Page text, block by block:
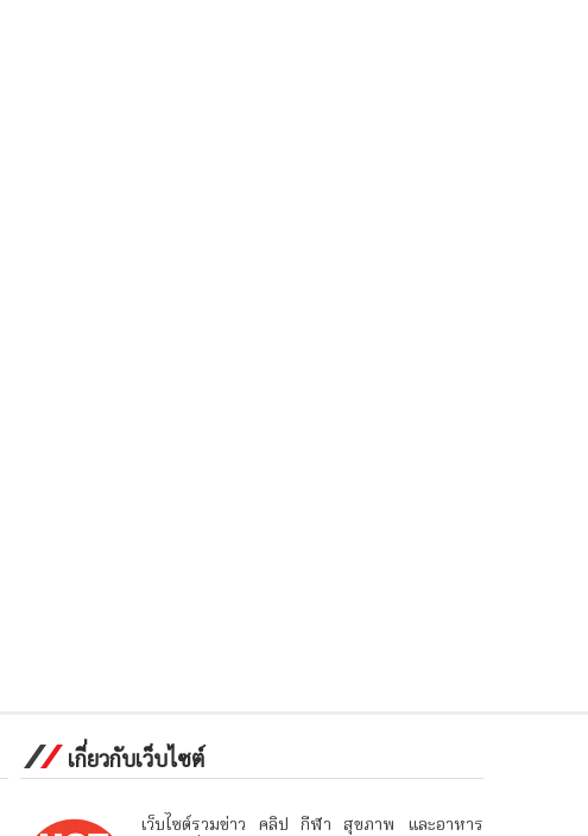
เกี่ยวกับเว็บไซต์
เว็บไซต์รวมข่าว คลิป กีฬา สุขภาพ และอาหาร